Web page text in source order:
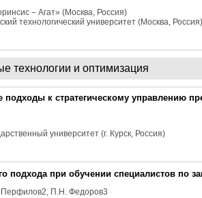
– Агат» (Москва, Россия)
технологический университет (Москва, Россия)
технологии и оптимизация
подходы к стратегическому управлению
университет (г. Курск, Россия)
подхода при обучении специалистов по
2, П.Н. Федоров3